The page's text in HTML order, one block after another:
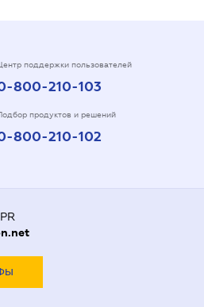
поддержки пользователей
800-210-103
продуктов и решений
800-210-102